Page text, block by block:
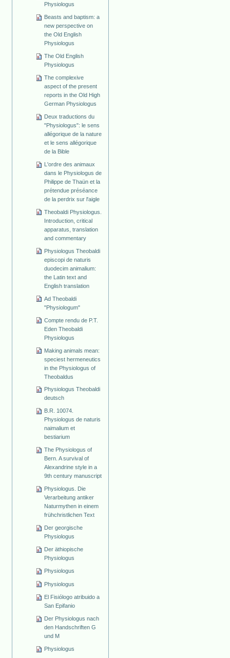
Physiologus
Beasts and baptism: a
new perspective on
the Old English
Physiologus
The Old English
Physiologus
The complexive
aspect of the present
reports in the Old High
German Physiologus
Deux traductions du
"Physiologus": le sens
allégorique de la nature
et le sens allégorique
de la Bible
L'ordre des animaux
dans le Physiologus de
Philippe de Thaün et la
prétendue préséance
de la perdrix sur l'aigle
Theobaldi Physiologus.
Introduction, critical
apparatus, translation
and commentary
Physiologus Theobaldi
episcopi de naturis
duodecim animalium:
the Latin text and
English translation
Ad Theobaldi
"Physiologum"
Compte rendu de P.T.
Eden Theobaldi
Physiologus
Making animals mean:
speciest hermeneutics
in the Physiologus of
Theobaldus
Physiologus Theobaldi
deutsch
B.R. 10074.
Physiologus de naturis
naimalium et
bestiarium
The Physiologus of
Bern. A survival of
Alexandrine style in a
9th century manuscript
Physiologus. Die
Verarbeitung antiker
Naturmythen in einem
frühchristlichen Text
Der georgische
Physiologus
Der äthiopische
Physiologus
Physiologus
Physiologus
El Fisiólogo atribuido a
San Epifanio
Der Physiologus nach
den Handschriften G
und M
Physiologus